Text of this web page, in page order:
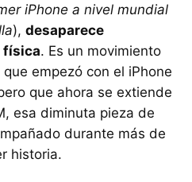
iPhone a nivel mundial
), desaparece
física. Es un movimiento
empezó con el iPhone
que ahora se extiende
esa diminuta pieza de
durante más de
historia.